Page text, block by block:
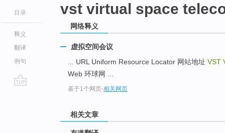
目录
释义
翻译
例句
vst virtual space
网络释义
虚拟空间会议
... URL Uniform Resource Locator 网站地址 VST
Web 环球网 ...
基于1个网页-相关网页
相关文章